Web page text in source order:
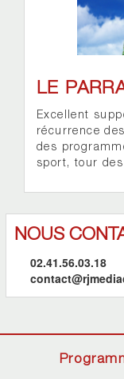
LE
Excellent
récurrence
des
sport, tour
NOUS
02.41.56.03.18